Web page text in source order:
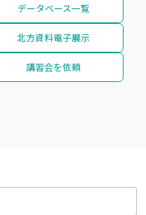
データベース一覧
北方資料電子展示
講習会を依頼